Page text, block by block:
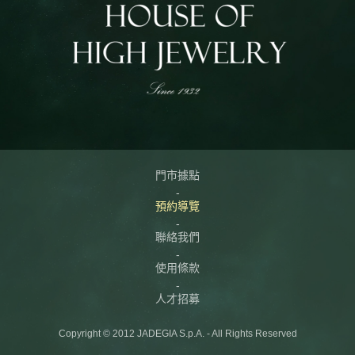
門市據點
預約導覽
聯絡我們
使用條款
人才招募
Copyright © 2012 JADEGIA S.p.A. - All Rights Reserved